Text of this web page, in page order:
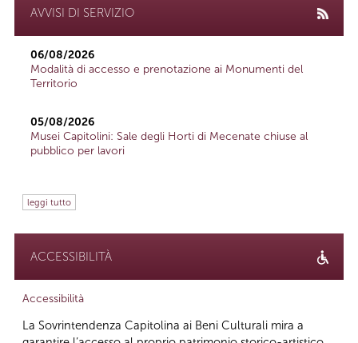
AVVISI DI SERVIZIO
06/08/2026
Modalità di accesso e prenotazione ai Monumenti del
Territorio
05/08/2026
Musei Capitolini: Sale degli Horti di Mecenate chiuse al
pubblico per lavori
leggi tutto
ACCESSIBILITÀ
Accessibilità
La Sovrintendenza Capitolina ai Beni Culturali mira a